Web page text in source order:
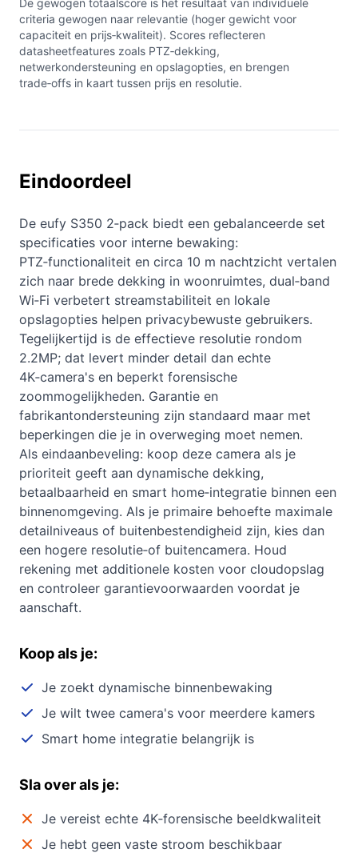
criteria gewogen naar relevantie (hoger gewicht voor
capaciteit en prijs‑kwaliteit). Scores reflecteren
datasheetfeatures zoals PTZ‑dekking,
netwerkondersteuning en opslagopties, en brengen
trade‑offs in kaart tussen prijs en resolutie.
Eindoordeel
De eufy S350 2‑pack biedt een gebalanceerde set
specificaties voor interne bewaking:
PTZ‑functionaliteit en circa 10 m nachtzicht vertalen
zich naar brede dekking in woonruimtes, dual‑band
Wi‑Fi verbetert streamstabiliteit en lokale
opslagopties helpen privacybewuste gebruikers.
Tegelijkertijd is de effectieve resolutie rondom
2.2MP; dat levert minder detail dan echte
4K‑camera's en beperkt forensische
zoommogelijkheden. Garantie en
fabrikantondersteuning zijn standaard maar met
beperkingen die je in overweging moet nemen.
Als eindaanbeveling: koop deze camera als je
prioriteit geeft aan dynamische dekking,
betaalbaarheid en smart home‑integratie binnen een
binnenomgeving. Als je primaire behoefte maximale
detailniveaus of buitenbestendigheid zijn, kies dan
een hogere resolutie‑of buitencamera. Houd
rekening met additionele kosten voor cloudopslag
en controleer garantievoorwaarden voordat je
aanschaft.
Koop als je:
Je zoekt dynamische binnenbewaking
Je wilt twee camera's voor meerdere kamers
Smart home integratie belangrijk is
Sla over als je:
Je vereist echte 4K‑forensische beeldkwaliteit
Je hebt geen vaste stroom beschikbaar